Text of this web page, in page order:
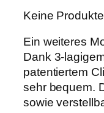
Keine
Ein weiteres
Dank 3-
patentiertem
sehr bequem.
sowie